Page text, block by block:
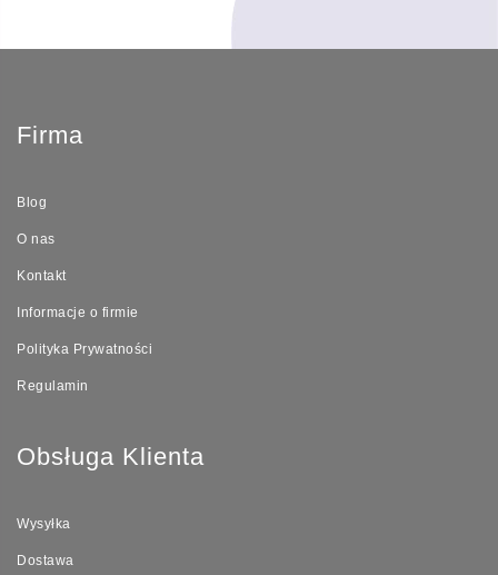
Firma
Blog
O nas
Kontakt
Informacje o firmie
Polityka Prywatności
Regulamin
Obsługa Klienta
Wysyłka
Dostawa